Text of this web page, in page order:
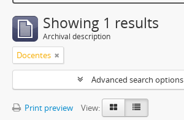
Showing 1 results
Archival description
Docentes
Advanced search options
Print preview
View: